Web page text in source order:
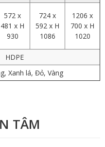
572 x
481 x H
930
724 x
592 x H
1086
1206 x
700 x H
1020
HDPE
Xanh lá, Đỏ, Vàng
TÂM